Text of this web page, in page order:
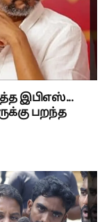
இபிஎஸ்...
பறந்த